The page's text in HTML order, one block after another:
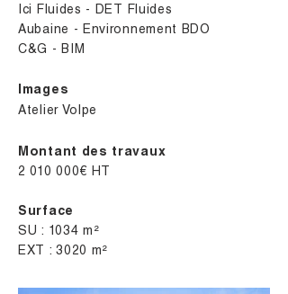
Ici Fluides - DET Fluides
Aubaine - Environnement BDO
C&G - BIM
Images
Atelier Volpe
Montant des travaux
2 010 000€ HT
Surface
SU : 1034 m²
EXT : 3020 m²